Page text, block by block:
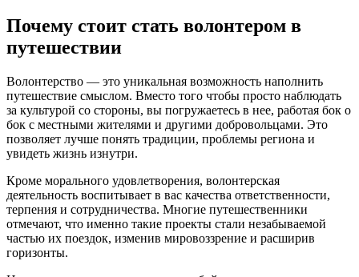
Почему стоит стать волонтером в
путешествии
Волонтерство — это уникальная возможность наполнить
путешествие смыслом. Вместо того чтобы просто наблюдать
за культурой со стороны, вы погружаетесь в нее, работая бок о
бок с местными жителями и другими добровольцами. Это
позволяет лучше понять традиции, проблемы региона и
увидеть жизнь изнутри.
Кроме морального удовлетворения, волонтерская
деятельность воспитывает в вас качества ответственности,
терпения и сотрудничества. Многие путешественники
отмечают, что именно такие проекты стали незабываемой
частью их поездок, изменив мировоззрение и расширив
горизонты.